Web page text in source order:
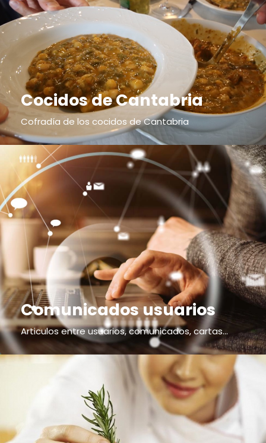
Cocidos de Cantabria
Cofradía de los cocidos de Cantabria
Comunicados usuarios
Articulos entre usuarios, comunicados, cartas...